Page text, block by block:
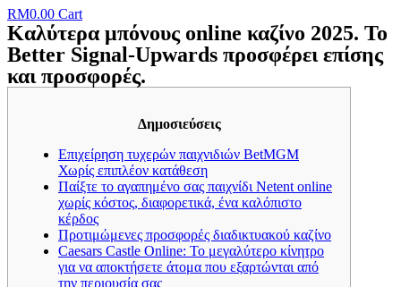
RM0.00 Cart
Καλύτερα μπόνους online καζίνο 2025. Το
Better Signal-Upwards προσφέρει επίσης
και προσφορές.
Δημοσιεύσεις
Επιχείρηση τυχερών παιχνιδιών BetMGM
Χωρίς επιπλέον κατάθεση
Παίξτε το αγαπημένο σας παιχνίδι Netent online
χωρίς κόστος, διαφορετικά, ένα καλόπιστο
κέρδος
Προτιμώμενες προσφορές διαδικτυακού καζίνο
Caesars Castle Online: Το μεγαλύτερο κίνητρο
για να αποκτήσετε άτομα που εξαρτώνται από
την περιουσία σας